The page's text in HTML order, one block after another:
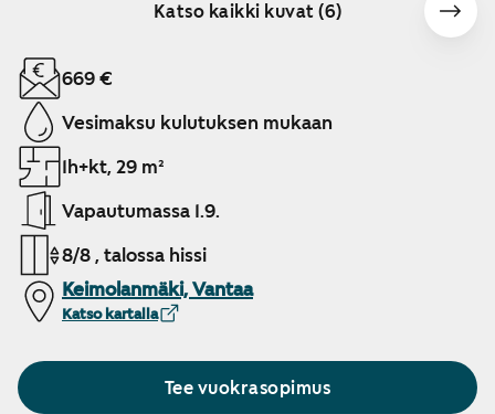
Katso kaikki kuvat (6)
Näytetään dia 1 / 6
669 €
Vesimaksu kulutuksen mukaan
1h+kt, 29 m²
Vapautumassa 1.9.
8/8 , talossa hissi
Keimolanmäki, Vantaa
Katso kartalla
Tee vuokrasopimus